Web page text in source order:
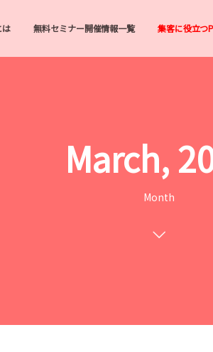
は 無料セミナー開催情報一覧 集客に役立つ
March,
Month